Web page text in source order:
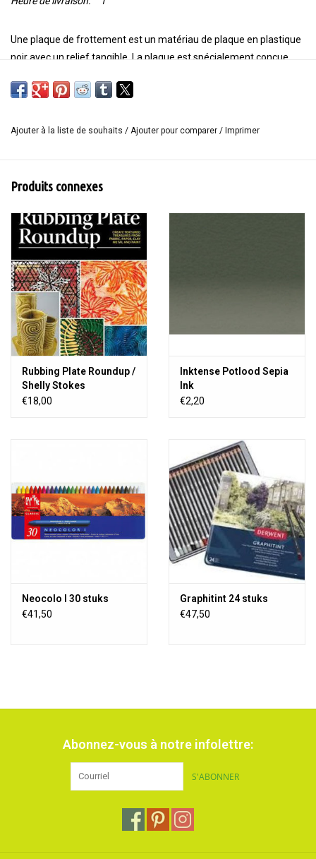
Une plaque de frottement est un matériau de plaque en plastique
noir avec un relief tangible. La plaque est spécialement conçue
Placer la plaque sous le tissu ou le papier et frotter sur la surface
Inktense ou Graphitint. Le motif sous-jacent de la plaque de
des impressions dans votre cadre de sérigraphie pour une
impression en panne ou appuyez sur votre plaque dans de l'argile
ou du métal ou utilisez la plaque comme tampon. Pour vous
inspirer, nous vous recommandons le livre Rubbing Plate Roundup.
La plaque de frottement est facile à nettoyer et à ranger et à
utiliser durable.
Dimensions: environ 15 x 15 cm.
Ajouter à la liste de souhaits / Ajouter pour comparer / Imprimer
Produits connexes
Rubbing Plate Roundup /
Shelly Stokes
€18,00
Inktense Potlood Sepia
Ink
€2,20
Neocolo I 30 stuks
€41,50
Graphitint 24 stuks
€47,50
Abonnez-vous à notre infolettre:
S'ABONNER